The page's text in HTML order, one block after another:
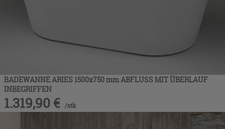
BADEWANNE ARIES 1500x750 mm ABFLUSS MIT ÜBERLAUF
INBEGRIFFEN
1.319,90 € /stk